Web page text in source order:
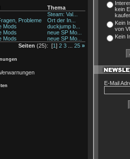
Thema
Steam: Val...
Probleme
Ort der In...
Mods
duckjump b...
Mods
neue SP Mo...
Mods
neue SP Mo...
Seiten (25): [1 ] 2 3... 25 »
kein
Kein
von
Kein
E-Mail